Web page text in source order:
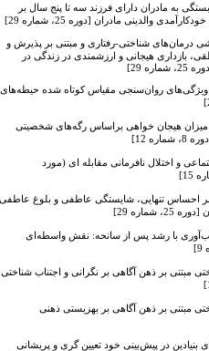
به مادران دارای فرزند سه تا پنج سال بر
مادران [دوره 25، شماره 29]
شناختی-رفتاری و مبتنی بر پذیرش و
بازداری هیجانی و ارزشمندی در زندگی در
روان‌سنجی مقیاس کوتاه شده حیطه‌های
هیجان خواهی براساس رگه‌های شخصیتی
12]
و اختلال نافرمانی مقابله ای (مورد
تنهایی، شایستگی عاطفی و بلوغ عاطفی
29]
با رشد پس از سانحه: نقش واسطه‌ای
بر ذهن آگاهی بر نگرانی و اجتناب شناختی
بر ذهن آگاهی بر بهزیستی ذهنی
در پیش‌بینی خود تعیین گری و پریشانی